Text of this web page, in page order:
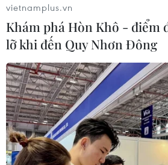
vietnamplus.vn
Khám phá Hòn Khô - điểm
lỡ khi đến Quy Nhơn Đông